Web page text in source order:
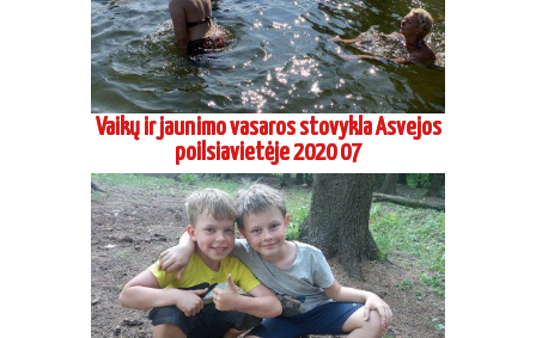
Vaikų ir jaunimo vasaros stovykla Asvejos
poilsiavietėje 2020 07